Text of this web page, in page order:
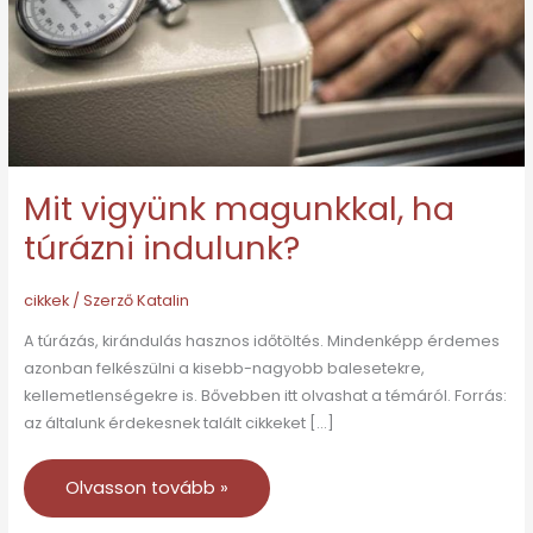
Mit vigyünk magunkkal, ha
túrázni indulunk?
cikkek/ SzerzőKatalin
A túrázás, kirándulás hasznos időtöltés. Mindenképp érdemes
azonban felkészülni a kisebb-nagyobb balesetekre,
kellemetlenségekre is. Bővebben itt olvashat a témáról. Forrás:
az általunk érdekesnek talált cikkeket […]
indulunk?
Olvasson tovább »